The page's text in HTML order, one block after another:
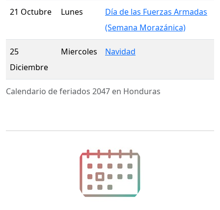
Calendario de feriados 2047 en Honduras
21 Octubre Lunes
Día de las Fuerzas Armadas
(Semana Morazánica)
25
Diciembre
Miercoles Navidad